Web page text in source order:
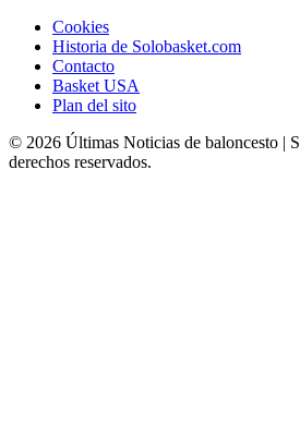
Cookies
Historia de Solobasket.com
Contacto
Basket USA
Plan del sito
© 2026 Últimas Noticias de baloncesto |
derechos reservados.